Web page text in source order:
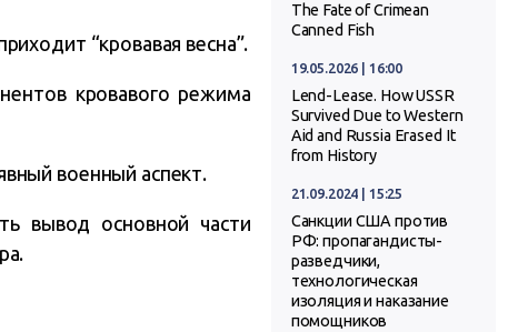
“кровавая весна”.
кровавого режима
военный аспект.
вывод основной части
The Fate of Crimean
Canned Fish
19.05.2026 | 16:00
Lend-Lease. How USSR
Survived Due to Western
Aid and Russia Erased It
from History
21.09.2024 | 15:25
Санкции США против
РФ: пропагандисты-
разведчики,
технологическая
изоляция и наказание
помощников